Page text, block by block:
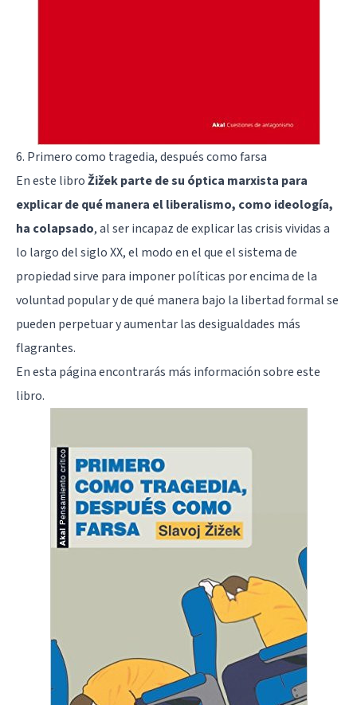
6. Primero como tragedia, después como farsa
En este libroŽižek parte de su óptica marxista para
explicar de qué manera el liberalismo, como ideología,
ha colapsado, al ser incapaz de explicar las crisis vividas a
lo largo del siglo XX, el modo en el que el sistema de
propiedad sirve para imponer políticas por encima de la
voluntad popular y de qué manera bajo la libertad formal se
pueden perpetuar y aumentar las desigualdades más
flagrantes.
Enesta páginaencontrarás más información sobre este
libro.